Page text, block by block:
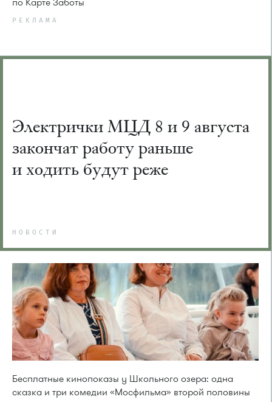
РЕКЛАМА
Электрички МЦД 8 и 9 августа
закончат работу раньше
и ходить будут реже
НОВОСТИ
Бесплатные кинопоказы у Школьного озера: одна
сказка и три комедии «Мосфильма» второй половины